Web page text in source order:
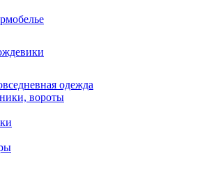
одежда
вороты